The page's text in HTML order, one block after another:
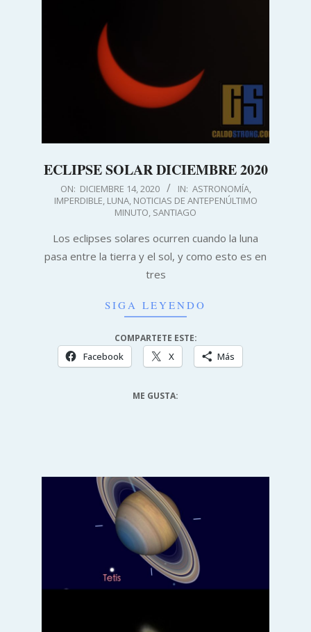
ECLIPSE SOLAR DICIEMBRE 2020
2020-
12-
ON: DICIEMBRE 14, 2020 IN: ASTRONOMÍA,
IMPERDIBLE, LUNA, NOTICIAS DE ANTEPENÚLTIMO
MINUTO, SANTIAGO
Los eclipses solares ocurren cuando la luna
pasa entre la tierra y el sol, y como esto es en
tres
SIGA LEYENDO
COMPARTETE ESTE:
Facebook X Más
ME GUSTA: